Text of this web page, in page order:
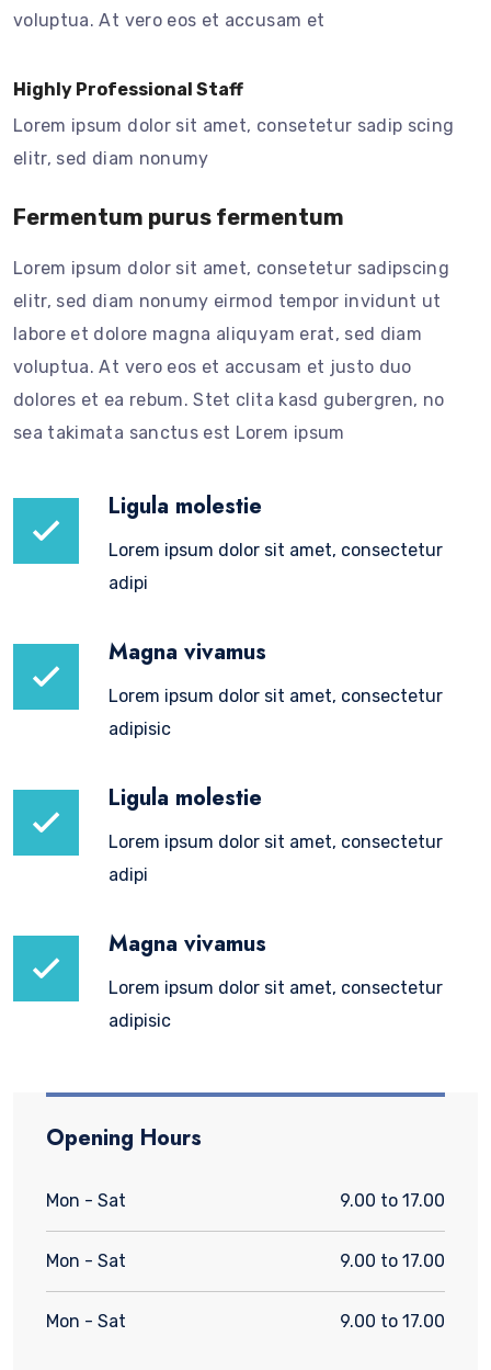
voluptua. At vero eos et accusam et
Highly Professional Staff
Lorem ipsum dolor sit amet, consetetur sadip scing
elitr, sed diam nonumy
Fermentum purus fermentum
Lorem ipsum dolor sit amet, consetetur sadipscing
elitr, sed diam nonumy eirmod tempor invidunt ut
labore et dolore magna aliquyam erat, sed diam
voluptua. At vero eos et accusam et justo duo
dolores et ea rebum. Stet clita kasd gubergren, no
sea takimata sanctus est Lorem ipsum
Ligula molestie
Lorem ipsum dolor sit amet, consectetur
adipi
Magna vivamus
Lorem ipsum dolor sit amet, consectetur
adipisic
Ligula molestie
Lorem ipsum dolor sit amet, consectetur
adipi
Magna vivamus
Lorem ipsum dolor sit amet, consectetur
adipisic
Opening Hours
Mon - Sat 9.00 to 17.00
Mon - Sat 9.00 to 17.00
Mon - Sat 9.00 to 17.00